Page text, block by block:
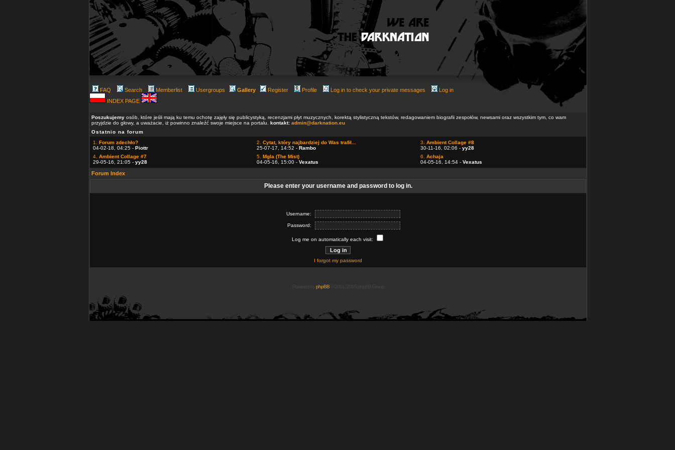
FAQ Search Memberlist Usergroups Gallery Register Profile Log in to check your private messages
Log in
INDEX PAGE
Poszukujemy osób, które jeśli mają ku temu ochotę zajęły się publicystyką, recenzjami płyt muzycznych, korektą stylistyczną tekstów, redagowaniem biografii zespołów, newsami oraz wszystkim tym, co wam
przyjdzie do głowy, a uważacie, iż powinno znaleźć swoje miejsce na portalu. kontakt: admin@darknation.eu
Ostatnio na forum
1. Forum zdechło?
04-02-18, 04:25 - Piottr
2. Cytat, który najbardziej do Was trafił...
25-07-17, 14:52 - Rambo
3. Ambient Collage #8
30-11-16, 02:06 - yy28
4. Ambient Collage #7
29-05-16, 21:05 - yy28
5. Mgla (The Mist)
04-05-16, 15:00 - Vexatus
6. Achaja
04-05-16, 14:54 - Vexatus
Forum Index
Please enter your username and password to log in.
Username:
Password:
Log me on automatically each visit:
I forgot my password
phpBB© 2001, 2005 phpBB Group